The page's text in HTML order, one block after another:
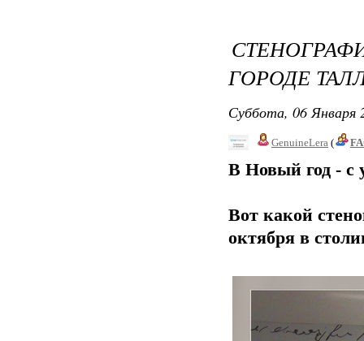
ГОРОДЕ
Суббота, 06 Января
GenuineLera (
В Новый год - с
Вот какой
октября в